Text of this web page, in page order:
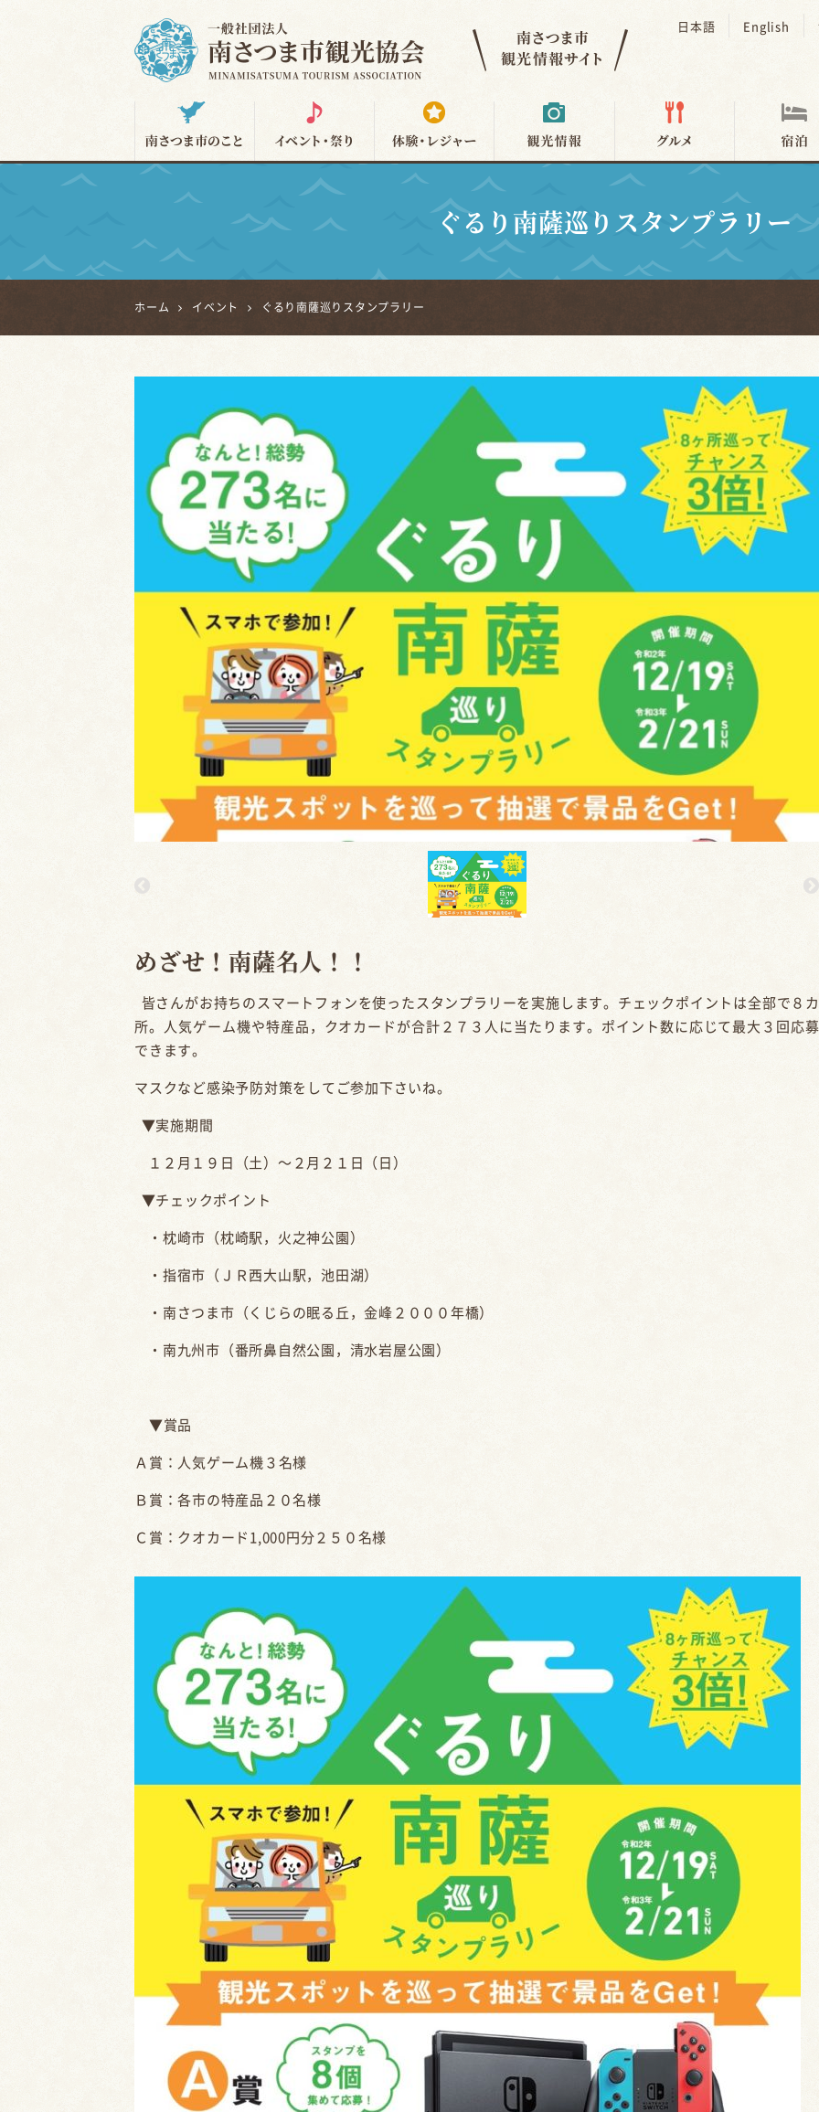
日本語 English
ぐるり南薩巡りスタンプラリー
ホーム イベント ぐるり南薩巡りスタンプラリー
めざせ！南薩名人！！
皆さんがお持ちのスマートフォンを使ったスタンプラリーを実施します。チェックポイントは全部で８カ
所。人気ゲーム機や特産品，クオカードが合計２７３人に当たります。ポイント数に応じて最大３回応募
できます。
マスクなど感染予防対策をしてご参加下さいね。
▼実施期間
１２月１９日（土）～２月２１日（日）
▼チェックポイント
・枕崎市（枕崎駅，火之神公園）
・指宿市（ＪＲ西大山駅，池田湖）
・南さつま市（くじらの眠る丘，金峰２０００年橋）
・南九州市（番所鼻自然公園，清水岩屋公園）
▼賞品
Ａ賞：人気ゲーム機３名様
Ｂ賞：各市の特産品２０名様
Ｃ賞：クオカード1,000円分２５０名様